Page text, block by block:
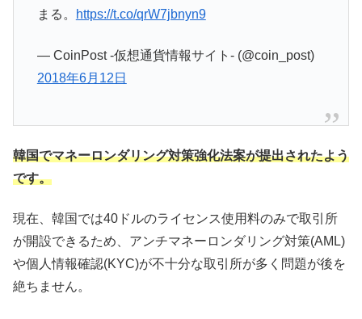
まる。
https://t.co/qrW7jbnyn9
— CoinPost -仮想通貨情報サイト- (@coin_post)
2018年6月12日
韓国でマネーロンダリング対策強化法案が提出されたよう
です。
現在、韓国では40ドルのライセンス使用料のみで取引所
が開設できるため、アンチマネーロンダリング対策(AML)
や個人情報確認(KYC)が不十分な取引所が多く問題が後を
絶ちません。